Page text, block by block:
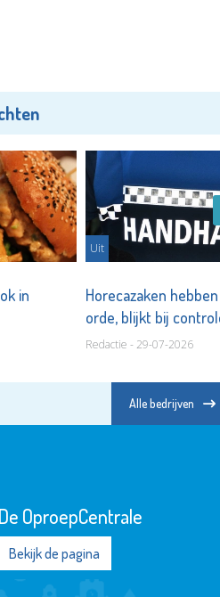
in
Uit
Horecazaken
orde, blijkt bij
Redactie - 29-07-2026
Alle bedrijven
De OproepCentrale
Bekijk de pagina